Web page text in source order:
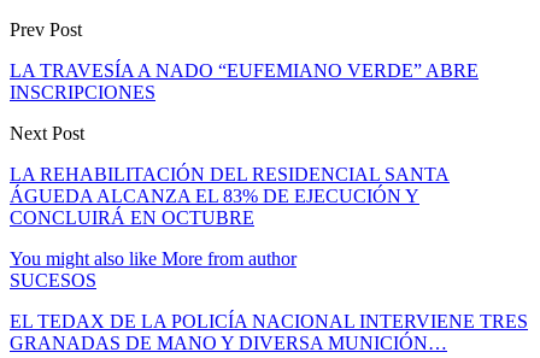
Prev Post
LA TRAVESÍA A NADO “EUFEMIANO VERDE” ABRE
INSCRIPCIONES
Next Post
LA REHABILITACIÓN DEL RESIDENCIAL SANTA
ÁGUEDA ALCANZA EL 83% DE EJECUCIÓN Y
CONCLUIRÁ EN OCTUBRE
You might also like More from author
SUCESOS
EL TEDAX DE LA POLICÍA NACIONAL INTERVIENE TRES
GRANADAS DE MANO Y DIVERSA MUNICIÓN…